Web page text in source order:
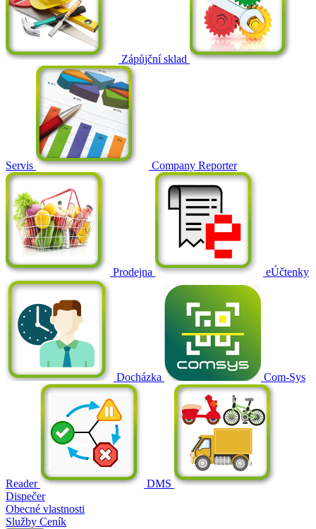
Zápůjční sklad
Servis Company Reporter
Prodejna eÚčtenky
Docházka Com-Sys
Reader
DMS
Dispečer
Obecné vlastnosti
Služby Ceník